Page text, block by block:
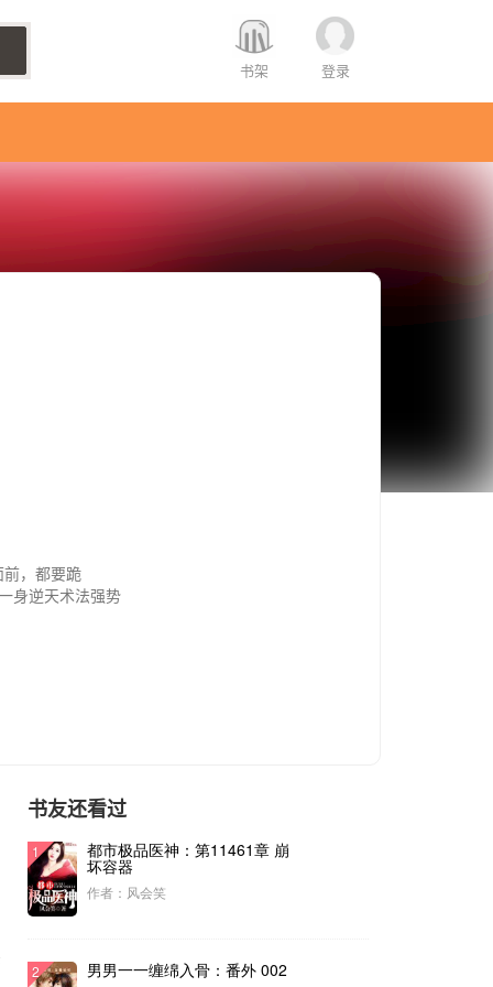
书架 登录
，都要跪
身逆天术法强势
书友还看过
1 都市极品医神：第11461章 崩
坏容器
作者：风会笑
2 男男一一缠绵入骨：番外 002